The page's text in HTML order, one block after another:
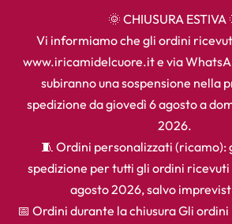
🌞 CHIUSURA ESTIVA
Vi informiamo che gli ordini
www.iricamidelcuore.it e via
subiranno una sospensione nella
spedizione da giovedì 6 agosto a
2026.
🧵 Ordini personalizzati (ricamo):
spedizione per tutti gli ordini
agosto 2026, salvo
📅 Ordini durante la chiusura Gli